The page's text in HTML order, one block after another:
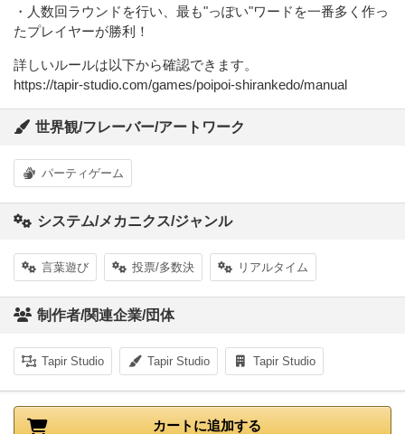
・人数回ラウンドを行い、最も"っぽい"ワードを一番多く作っ
たプレイヤーが勝利！
詳しいルールは以下から確認できます。
https://tapir-studio.com/games/poipoi-shirankedo/manual
世界観/フレーバー/アートワーク
パーティゲーム
システム/メカニクス/ジャンル
言葉遊び 投票/多数決 リアルタイム
制作者/関連企業/団体
Tapir Studio Tapir Studio Tapir Studio
カートに追加する